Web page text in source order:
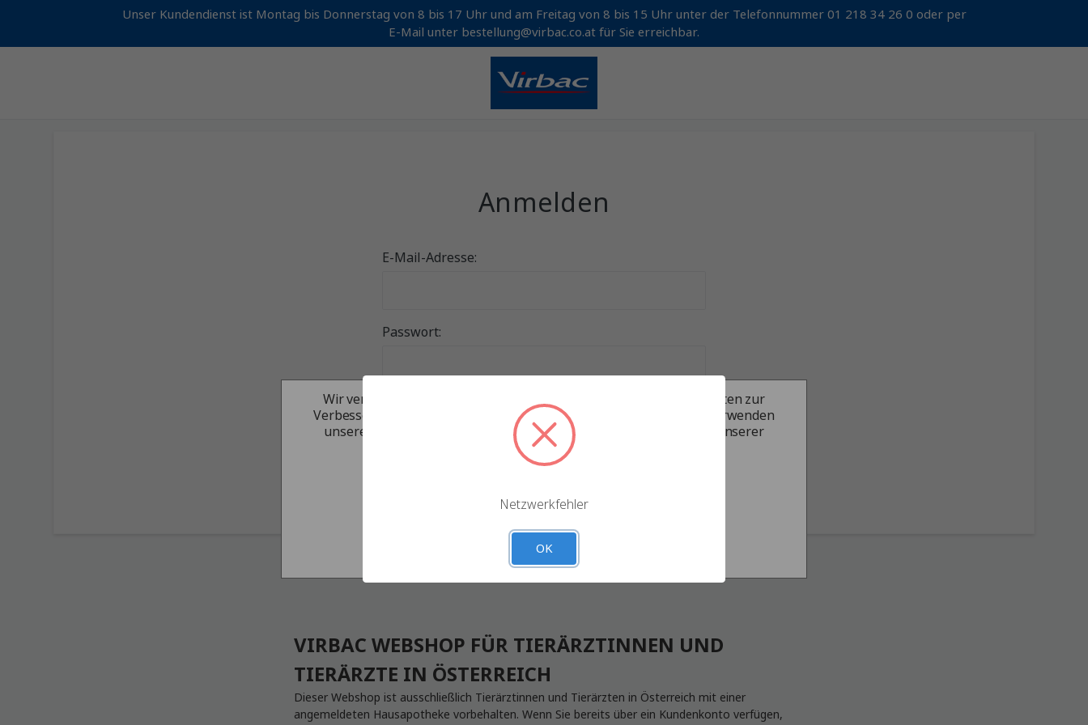
Unser Kundendienst ist Montag bis Donnerstag von 8 bis 17 Uhr und am Freitag von 8 bis 15 Uhr unter der Telefonnummer 01 218 34 26 0 oder per
E-Mail unter bestellung@virbac.co.at für Sie erreichbar.
Anmelden
E-Mail-Adresse:
Passwort:
Passwort vergessen?
VIRBAC WEBSHOP FÜR TIERÄRZTINNEN UND
TIERÄRZTE IN ÖSTERREICH
Dieser Webshop ist ausschließlich Tierärztinnen und Tierärzten in Österreich mit einer
angemeldeten Hausapotheke vorbehalten. Wenn Sie bereits über ein Kundenkonto verfügen,
Wir verwenden Cookies und andere ähnliche Technologien, um Daten zur
Verbesserung Ihres Einkaufserlebnisses zu sammeln. Durch das Verwenden
unserer Website akzeptieren Sie die Erfassung von Daten, wie in unserer
Datenschutzerkärung.
Einstellungen Alle ablehnen
Alle Cookies akzeptieren
Netzwerkfehler
OK